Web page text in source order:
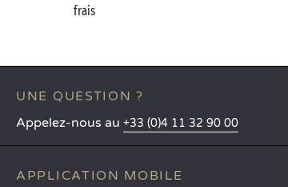
frais
UNE QUESTION ?
Appelez-nous au +33 (0)4 11 32 90 00
APPLICATION MOBILE